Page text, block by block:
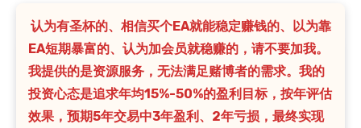
认为有圣杯的、相信买个EA就能稳定赚钱的、以为靠
EA短期暴富的、认为加会员就稳赚的，请不要加我。
我提供的是资源服务，无法满足赌博者的需求。我的
投资心态是追求年均15%-50%的盈利目标，按年评估
效果，预期5年交易中3年盈利、2年亏损，最终实现